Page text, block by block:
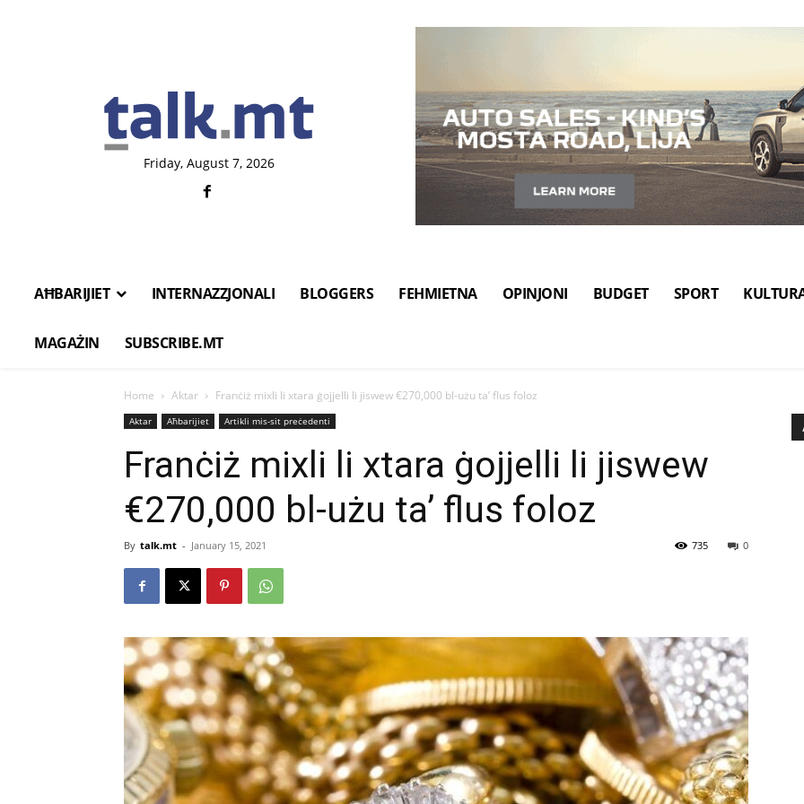
Friday, August 7, 2026
AĦBARIJIET INTERNAZZJONALI BLOGGERS FEHMIETNA OPINJONI BUDGET SPORT
MAGAŻIN SUBSCRIBE.MT
Home Aktar Franċiż mixli li xtara ġojjelli li jiswew €270,000 bl-użu ta’ flus foloz
Aktar Aħbarijiet Artikli mis-sit preċedenti
Franċiż mixli li xtara ġojjelli li jiswew
€270,000 bl-użu ta’ flus foloz
By talk.mt - January 15, 2021 0
735